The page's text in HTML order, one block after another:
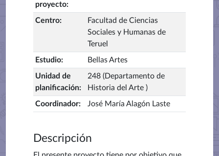
proyecto:
Centro:
Facultad de Ciencias
Sociales y Humanas de
Teruel
Estudio: Bellas Artes
Unidad de
planificación:
248 (Departamento de
Historia del Arte )
Coordinador: José María Alagón Laste
Descripción